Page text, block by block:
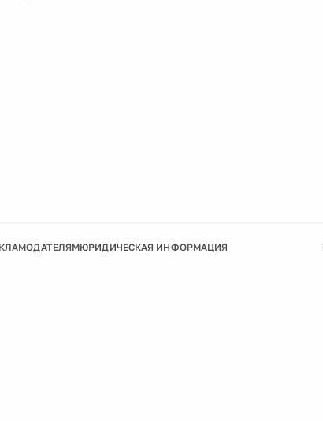
ЮРИДИЧЕСКАЯ ИНФОРМАЦИЯ